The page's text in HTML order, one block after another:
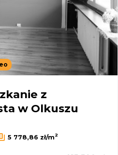
z
w Olkuszu
5 778,86 zł/m2